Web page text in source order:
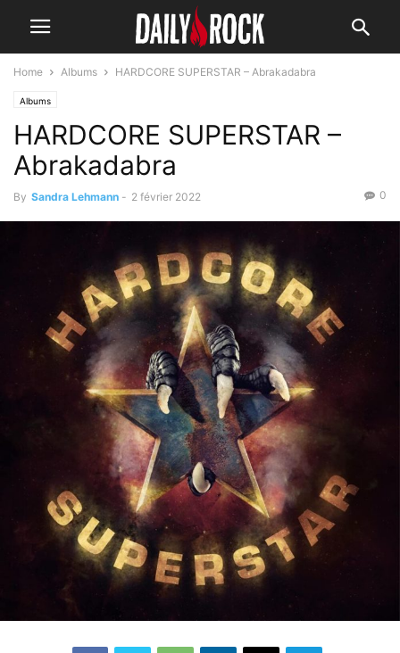
Home Albums HARDCORE SUPERSTAR – Abrakadabra
Albums
HARDCORE SUPERSTAR –
Abrakadabra
By Sandra Lehmann - 2 février 2022 0